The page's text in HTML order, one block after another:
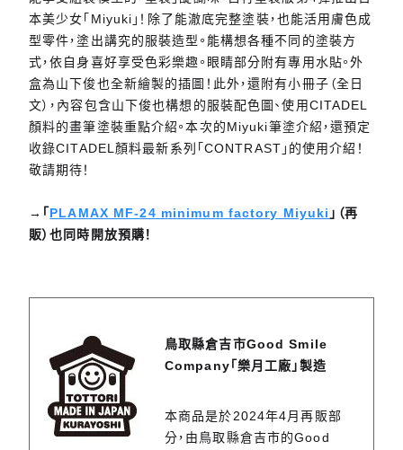
本美少女「Miyuki」！除了能澈底完整塗裝，也能活用膚色成
型零件，塗出講究的服裝造型。能構想各種不同的塗裝方
式，依自身喜好享受色彩樂趣。眼睛部分附有專用水貼。外
盒為山下俊也全新繪製的插圖！此外，還附有小冊子（全日
文），內容包含山下俊也構想的服裝配色圖、使用CITADEL
顏料的畫筆塗裝重點介紹。本次的Miyuki筆塗介紹，還預定
收錄CITADEL顏料最新系列「CONTRAST」的使用介紹！
敬請期待！
→「 PLAMAX MF-24 minimum factory Miyuki 」（再
販）也同時開放預購！
鳥取縣倉吉市Good Smile
Company「樂月工廠」製造
本商品是於2024年4月再販部
分，由鳥取縣倉吉市的Good